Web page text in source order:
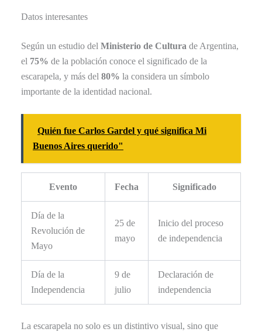
Datos interesantes
Según un estudio del Ministerio de Cultura de Argentina,
el 75% de la población conoce el significado de la
escarapela, y más del 80% la considera un símbolo
importante de la identidad nacional.
Quién fue Carlos Gardel y qué significa Mi
Buenos Aires querido"
Evento Fecha Significado
Día de la
Revolución de
Mayo
25 de
mayo
Inicio del proceso
de independencia
Día de la
Independencia
9 de
julio
Declaración de
independencia
La escarapela no solo es un distintivo visual, sino que